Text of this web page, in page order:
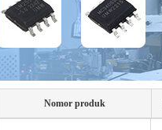
Nomor produk